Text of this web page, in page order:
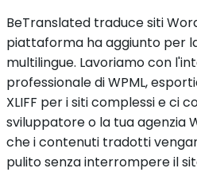
BeTranslated traduce siti
piattaforma ha aggiunto per
multilingue. Lavoriamo con
professionale di WPML,
XLIFF per i siti complessi e ci
sviluppatore o la tua agenzia
che i contenuti tradotti
pulito senza interrompere il